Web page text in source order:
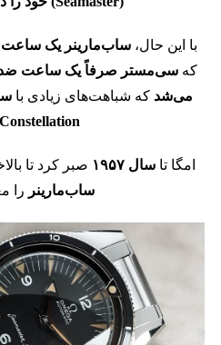
با این حال، ساب‌مارینر یک ساعت
کهسی‌مستر صرفاً یک ساعت
می‌شدکه شباهت‌های زیادی با
Constellation
امگا تا سال ۱۹۵۷ صبر کرد تا
ساب‌مارینر را